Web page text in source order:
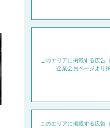
このエリアに掲載する広告
企業会員ページより
このエリアに掲載する広告